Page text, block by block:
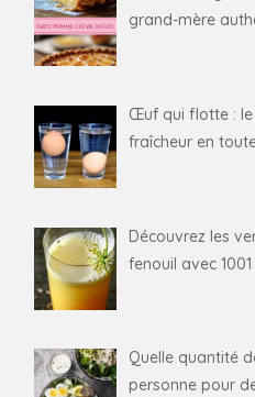
grand-mère
Œuf qui flotte : le
fraîcheur en
Découvrez les
fenouil avec 1001
Quelle quantité
personne pour